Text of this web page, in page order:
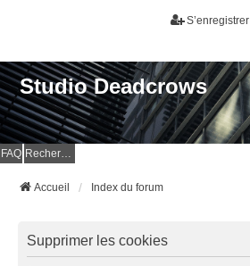
S’enregistrer
Studio Deadcrows
FAQ Rechercher
Accueil Index du forum
Supprimer les cookies